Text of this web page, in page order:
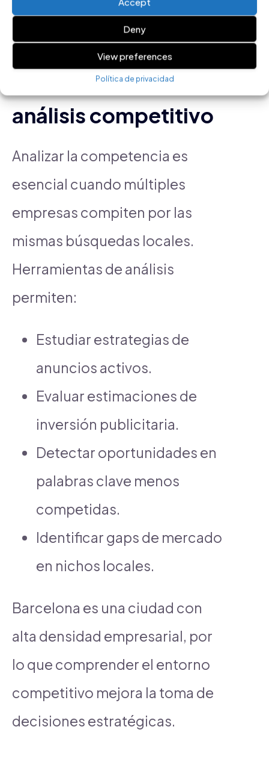
Deny
View preferences
Política de privacidad
desperdiciados.
5. Herramientas de
análisis competitivo
Analizar la competencia es
esencial cuando múltiples
empresas compiten por las
mismas búsquedas locales.
Herramientas de análisis
permiten:
Estudiar estrategias de
anuncios activos.
Evaluar estimaciones de
inversión publicitaria.
Detectar oportunidades en
palabras clave menos
competidas.
Identificar gaps de mercado
en nichos locales.
Barcelona es una ciudad con
alta densidad empresarial, por
lo que comprender el entorno
competitivo mejora la toma de
decisiones estratégicas.